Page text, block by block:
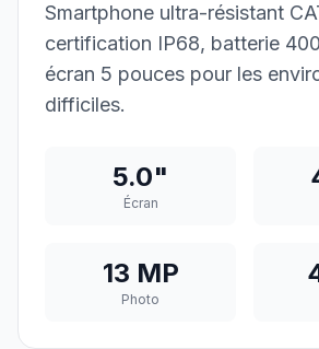
Smartphone ultra-résistant
certification IP68, batterie
écran 5 pouces pour les
difficiles.
5.0"
Écran
13 MP
Photo